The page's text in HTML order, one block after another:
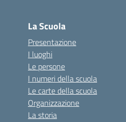
La Scuola
Presentazione
I luoghi
Le persone
I numeri della scuola
Le carte della scuola
Organizzazione
La storia